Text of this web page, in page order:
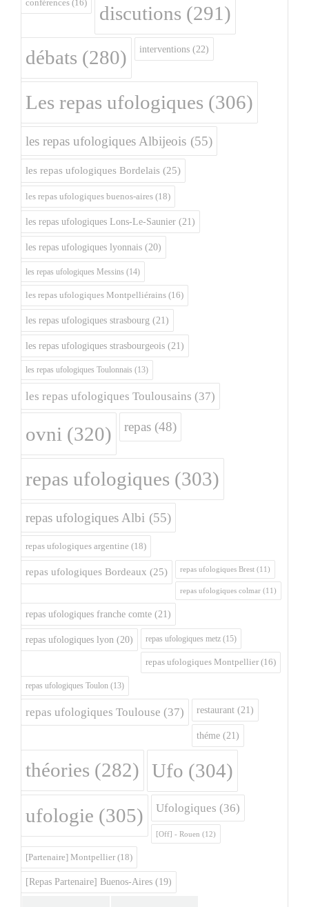
conférences (16) discutions (291)
débats (280) interventions (22)
Les repas ufologiques (306)
les repas ufologiques Albijeois (55)
les repas ufologiques Bordelais (25)
les repas ufologiques buenos-aires (18)
les repas ufologiques Lons-Le-Saunier (21)
les repas ufologiques lyonnais (20)
les repas ufologiques Messins (14)
les repas ufologiques Montpelliérains (16)
les repas ufologiques strasbourg (21)
les repas ufologiques strasbourgeois (21)
les repas ufologiques Toulonnais (13)
les repas ufologiques Toulousains (37)
ovni (320) repas (48)
repas ufologiques (303)
repas ufologiques Albi (55)
repas ufologiques argentine (18)
repas ufologiques Bordeaux (25) repas ufologiques Brest (11)
repas ufologiques colmar (11)
repas ufologiques franche comte (21)
repas ufologiques lyon (20) repas ufologiques metz (15)
repas ufologiques Montpellier (16)
repas ufologiques Toulon (13)
repas ufologiques Toulouse (37) restaurant (21)
théme (21)
théories (282) Ufo (304)
ufologie (305) Ufologiques (36)
[Off] - Rouen (12)
[Partenaire] Montpellier (18)
[Repas Partenaire] Buenos-Aires (19)